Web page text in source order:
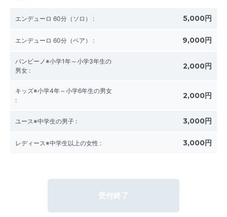
エンデューロ 60分（ソロ） : 5,000円
エンデューロ 60分（ペア） : 9,000円
バンビーノ※小学1年～小学3年生の
男女 : 2,000円
キッズ※小学4年～小学6年生の男女
:
2,000円
ユース※中学生の男子 : 3,000円
レディース※中学生以上の女性 : 3,000円
受付終了